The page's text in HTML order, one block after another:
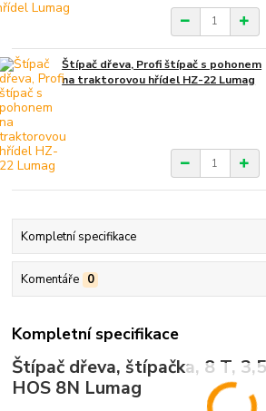
Štípač dřeva, Profi štípač s pohonem
na traktorovou hřídel HZ-22 Lumag
Kompletní specifikace
Komentáře 0
Kompletní specifikace
Štípač dřeva, štípačka, 8 T,
HOS 8N Lumag